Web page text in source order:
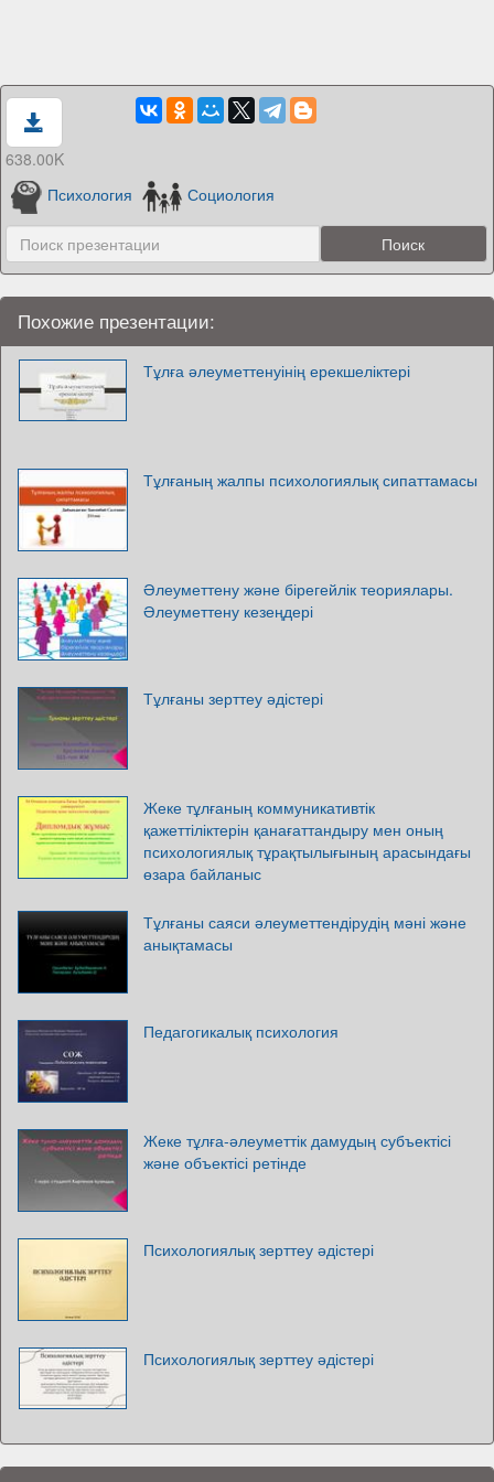
638.00K
Психология
Социология
Похожие презентации:
Тұлға әлеуметтенуінің ерекшеліктері
Тұлғаның жалпы психологиялық сипаттамасы
Әлеуметтену және бірегейлік теориялары.
Әлеуметтену кезеңдері
Тұлғаны зерттеу әдістері
Жеке тұлғаның коммуникативтік
қажеттіліктерін қанағаттандыру мен оның
психологиялық тұрақтылығының арасындағы
өзара байланыс
Тұлғаны саяси әлеуметтендірудің мәні және
анықтамасы
Педагогикалық психология
Жеке тұлға-әлеуметтік дамудың субъектісі
және объектісі ретінде
Психологиялық зерттеу әдістері
Психологиялық зерттеу әдістері